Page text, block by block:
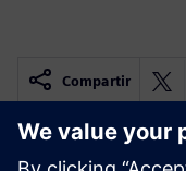
Compartir